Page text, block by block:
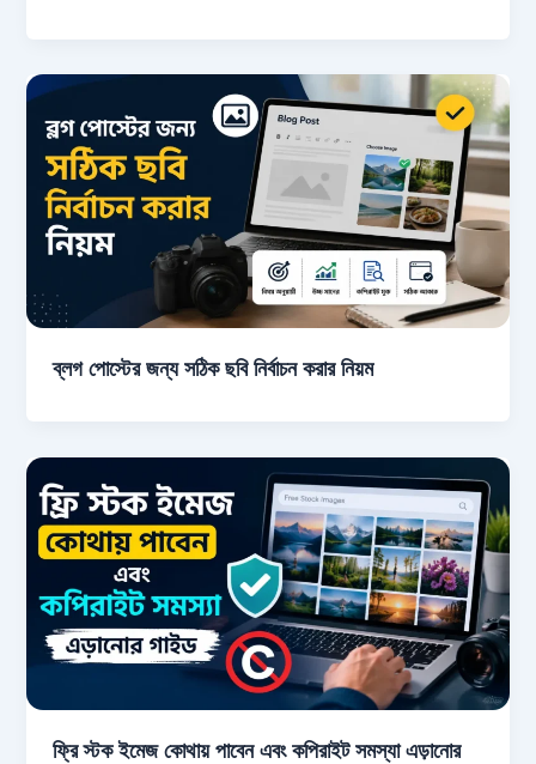
ব্লগ পোস্টের জন্য সঠিক ছবি নির্বাচন করার নিয়ম
ফ্রি স্টক ইমেজ কোথায় পাবেন এবং কপিরাইট সমস্যা এড়ানোর